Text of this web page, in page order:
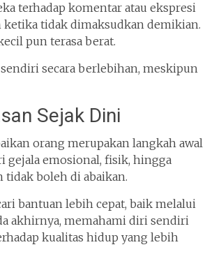
terhadap komentar atau ekspresi
tidak dimaksudkan demikian.
pun terasa berat.
secara berlebihan, meskipun
Sejak Dini
orang merupakan langkah awal
gejala emosional, fisik, hingga
tidak boleh di abaikan.
bantuan lebih cepat, baik melalui
akhirnya, memahami diri sendiri
kualitas hidup yang lebih